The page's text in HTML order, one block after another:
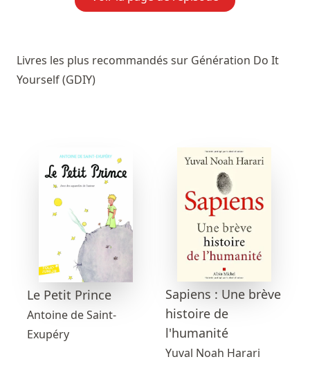
Livres les plus recommandés sur Génération Do It
Yourself (GDIY)
Le Petit Prince
Antoine de Saint-
Exupéry
Sapiens : Une brève
histoire de
l'humanité
Yuval Noah Harari